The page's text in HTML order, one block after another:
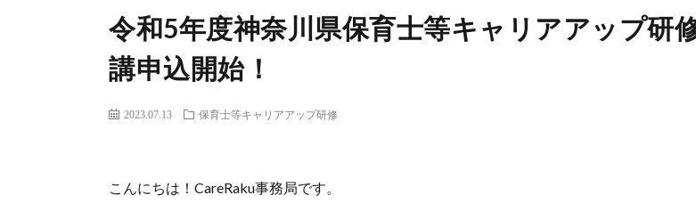
令和5年度神奈川県保育士等キャリアアップ研
講申込開始！
2023.07.13 保育士等キャリアアップ研修
こんにちは！CareRaku事務局です。